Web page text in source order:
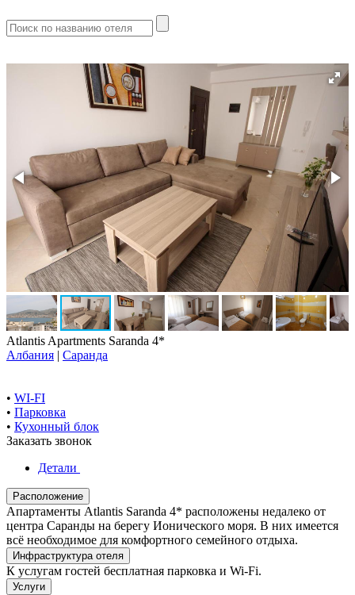
Atlantis Apartments Saranda 4*
Албания | Саранда
• WI-FI
• Парковка
• Кухонный блок
Заказать звонок
Детали
Расположение
Апартаменты Atlantis Saranda 4* расположены недалеко от
центра Саранды на берегу Ионического моря. В них имеется
всё необходимое для комфортного семейного отдыха.
Инфраструктура отеля
К услугам гостей бесплатная парковка и Wi-Fi.
Услуги